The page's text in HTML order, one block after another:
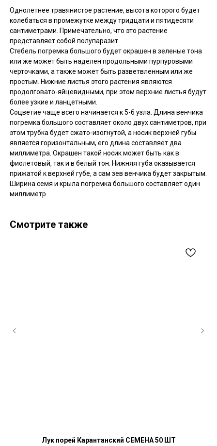
Однолетнее травянистое растение, высота которого будет
колебаться в промежутке между тридцати и пятидесяти
сантиметрами. Примечательно, что это растение
представляет собой полупаразит.
Стебель погремка большого будет окрашен в зеленые тона
или же может быть наделен продольными пурпуровыми
черточками, а также может быть разветвленным или же
простым. Нижние листья этого растения являются
продолговато-яйцевидными, при этом верхние листья будут
более узкие и ланцетными.
Соцветие чаще всего начинается к 5-6 узла. Длина венчика
погремка большого составляет около двух сантиметров, при
этом трубка будет сжато-изогнутой, а носик верхней губы
является горизонтальным, его длина составляет два
миллиметра. Окрашен такой носик может быть как в
фиолетовый, так и в белый тон. Нижняя губа оказывается
прижатой к верхней губе, а сам зев венчика будет закрытым.
Ширина семя и крыла погремка большого составляет один
миллиметр.
Смотрите также
Лук порей Карантанский СЕМЕНА 50 ШТ